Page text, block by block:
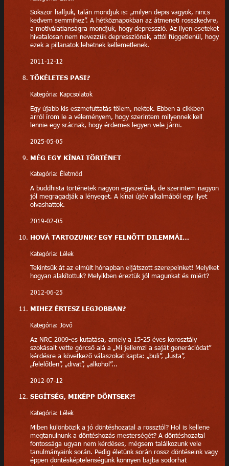
Sokszor halljuk, talán mondjuk is: „milyen depis vagyok, nincs
kedvem semmihez”. A hétköznapokban az átmeneti rosszkedvre,
a motiválatlanságra mondjuk, hogy depresszió. Az ilyen eseteket
hivatalosan nem nevezzük depressziónak, attól függetlenül, hogy
ezek a pillanatok lehetnek kellemetlenek.
2011-12-12
TÖKÉLETES PASI?
Kategória: Kapcsolatok
Egy újabb kis eszmefuttatás tőlem, nektek. Ebben a cikkben
arról írom le a véleményem, hogy szerintem milyennek kell
lennie egy srácnak, hogy érdemes legyen vele járni.
2025-05-05
MÉG EGY KÍNAI TÖRTÉNET
Kategória: Életmód
A buddhista történetek nagyon egyszerűek, de szerintem nagyon
jól megragadják a lényeget. A kínai újév alkalmából egy ilyet
olvashattok.
2019-02-05
HOVÁ TARTOZUNK? EGY FELNŐTT DILEMMÁI…
Kategória: Lélek
Tekintsük át az elmúlt hónapban eljátszott szerepeinket! Melyiket
hogyan alakítottuk? Melyikben éreztük jól magunkat és miért?
2012-06-25
MIHEZ ÉRTESZ LEGJOBBAN?
Kategória: Jövő
Az NRC 2009-es kutatása, amely a 15-25 éves korosztály
szokásait vette górcső alá a „Mi jellemzi a saját generációdat”
kérdésre a következő válaszokat kapta: „buli”, „lusta”,
„felelőtlen”, „divat”, „alkohol”...
2012-07-12
SEGÍTSÉG, MIKÉPP DÖNTSEK?!
Kategória: Lélek
Miben különbözik a jó döntéshozatal a rossztól? Hol is kellene
megtanulnunk a döntéshozás mesterségét? A döntéshozatal
fontossága ugyan nem kérdéses, mégsem találkozunk vele
tanulmányaink során. Pedig életünk során rossz döntéseink vagy
éppen döntésképtelenségünk könnyen bajba sodorhat